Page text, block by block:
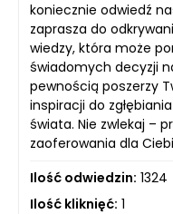
koniecznie odwiedź
zaprasza do
wiedzy, która może
świadomych decyzji
pewnością poszerzy
inspiracji do
świata. Nie zwlekaj –
zaoferowania dla
Ilość odwiedzin: 1324
Ilość kliknięć: 1